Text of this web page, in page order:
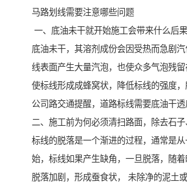
马路划线需要注意哪些问题
一、底油未干就开始施工会带来什么后果
底油未干，其溶剂成份会因受热而急剧
线表面产生大量汽泡，也使众多气泡残留
使标线形成成蜂窝状，降低标线的强度
公司路交通提醒，道路标线需要底油干透
二、施工前为何必须清扫路面，除去石
标线的脱落是一个渐进的过程，通常是
始，标线如果产生缺角，一旦脱落，随着
脱落加剧，形成蚕食状， 未除净的泥土